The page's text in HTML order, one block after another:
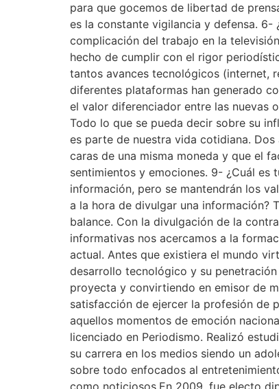
para que gocemos de libertad de
es la constante vigilancia y defensa.
complicación del trabajo en la
hecho de cumplir con el rigor
tantos avances tecnológicos (internet,
diferentes plataformas han generado
el valor diferenciador entre las nuevas
Todo lo que se pueda decir sobre su
es parte de nuestra vida cotidiana.
caras de una misma moneda y que el
sentimientos y emociones. 9- ¿Cuál
información, pero se mantendrán los
a la hora de divulgar una información?
balance. Con la divulgación de la
informativas nos acercamos a la
actual. Antes que existiera el mundo
desarrollo tecnológico y su
proyecta y convirtiendo en emisor de
satisfacción de ejercer la profesión de
aquellos momentos de emoción
licenciado en Periodismo. Realizó
su carrera en los medios siendo un
sobre todo enfocados al
como noticiosos.En 2009, fue electo